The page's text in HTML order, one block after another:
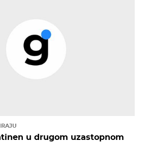
u drugom uzastopnom